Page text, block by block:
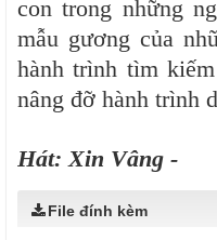
con trong những
mẫu gương của
hành trình tìm
nâng đỡ hành trình
Hát: Xin Vâng -
File đính kèm